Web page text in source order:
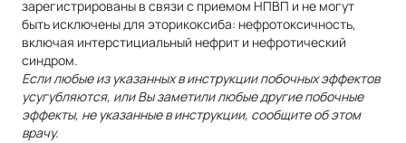
зарегистрированы в связи с приемом НПВП и не могут
быть исключены для эторикоксиба: нефротоксичность,
включая интерстициальный нефрит и нефротический
синдром.
Если любые из указанных в инструкции побочных эффектов
усугубляются, или Вы заметили любые другие побочные
эффекты, не указанные в инструкции, сообщите об этом
врачу.